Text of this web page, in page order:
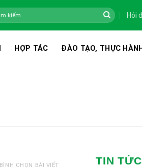
Hỏi
HỢP TÁC ĐÀO TẠO, THỰC HÀNH
BÌNH CHỌN BÀI VIẾT TIN